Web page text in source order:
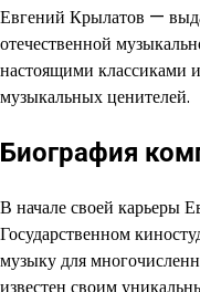
Евгений Крылатов —
отечественной
настоящими классиками
музыкальных ценителей.
Биография
В начале своей карьеры
Государственном
музыку для
известен своим